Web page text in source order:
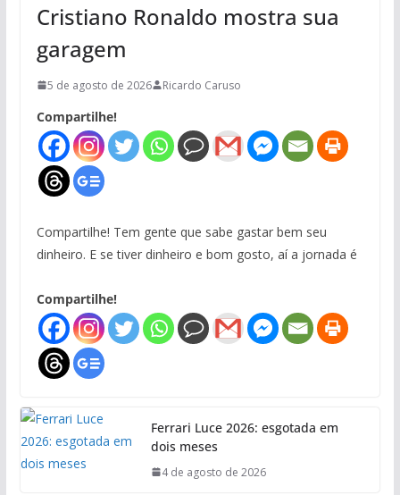
Cristiano Ronaldo mostra sua
garagem
5 de agosto de 2026 Ricardo Caruso
Compartilhe!
Compartilhe! Tem gente que sabe gastar bem seu
dinheiro. E se tiver dinheiro e bom gosto, aí a jornada é
Compartilhe!
Ferrari Luce 2026: esgotada em
dois meses
4 de agosto de 2026